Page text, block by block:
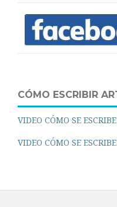
CÓMO ESCRIBIR
VIDEO CÓMO SE
VIDEO CÓMO SE